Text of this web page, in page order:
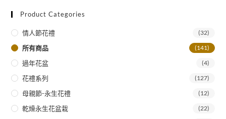
Product Categories
情人節花禮 (32)
所有商品 (141)
過年花盆 (4)
花禮系列 (127)
母親節-永生花禮 (12)
乾燥永生花盆栽 (22)